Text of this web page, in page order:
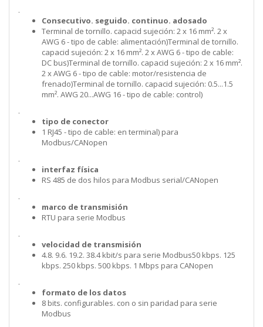
.
Consecutivo. seguido. continuo. adosado
Terminal de tornillo. capacid sujeción: 2 x 16 mm². 2 x
AWG 6 - tipo de cable: alimentación)Terminal de tornillo.
capacid sujeción: 2 x 16 mm². 2 x AWG 6 - tipo de cable:
DC bus)Terminal de tornillo. capacid sujeción: 2 x 16 mm².
2 x AWG 6 - tipo de cable: motor/resistencia de
frenado)Terminal de tornillo. capacid sujeción: 0.5...1.5
mm². AWG 20...AWG 16 - tipo de cable: control)
.
tipo de conector
1 RJ45 - tipo de cable: en terminal) para
Modbus/CANopen
.
interfaz física
RS 485 de dos hilos para Modbus serial/CANopen
.
marco de transmisión
RTU para serie Modbus
.
velocidad de transmisión
4.8. 9.6. 19.2. 38.4 kbit/s para serie Modbus50 kbps. 125
kbps. 250 kbps. 500 kbps. 1 Mbps para CANopen
.
formato de los datos
8 bits. configurables. con o sin paridad para serie
Modbus